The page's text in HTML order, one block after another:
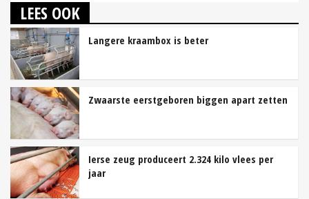
LEES OOK
Langere kraambox is beter
Zwaarste eerstgeboren biggen apart zetten
Ierse zeug produceert 2.324 kilo vlees per
jaar